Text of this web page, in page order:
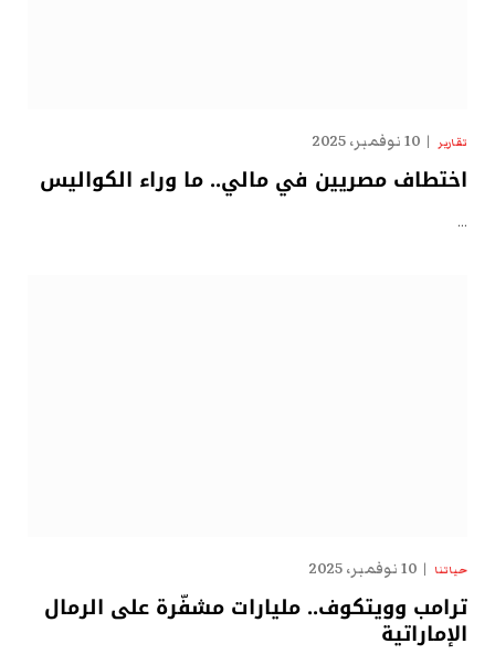
تقارير 10 نوفمبر، 2025
اختطاف مصريين في مالي.. ما وراء الكواليس
…
حياتنا 10 نوفمبر، 2025
ترامب وويتكوف.. مليارات مشفّرة على الرمال
الإماراتية